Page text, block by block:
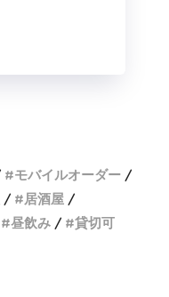
モバイルオーダー
居酒屋
昼飲み 貸切可